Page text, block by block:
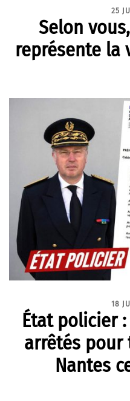
25
Selon
représente la
18
État policier
arrêtés
Nantes